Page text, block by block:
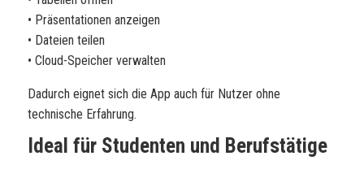
• Präsentationen anzeigen
• Dateien teilen
• Cloud-Speicher verwalten
Dadurch eignet sich die App auch für Nutzer ohne
technische Erfahrung.
Ideal für Studenten und Berufstätige